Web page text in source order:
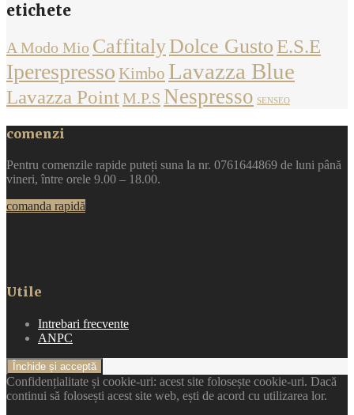
etichete
A Modo Mio CaffitalyDolce Gusto E.S.E
Iperespresso Kimbo Lavazza Blue
Lavazza PointM.P.S Nespresso SENSEO
comenzi
Pentru comenzile rapide puteți suna la nr. 0761644869 de luni până
vineri, între orele 9.00 – 18.00.
comanda rapidă
Utile
Intrebari frecvente
ANPC
Confidențialitate și cookie-uri: acest site folosește cookie-uri. Dacă
continui să folosești acest site web, ești de acord cu utilizarea lor.